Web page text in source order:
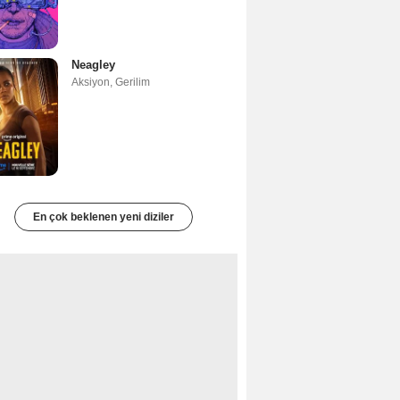
Neagley
Aksiyon Gerilim
En çok beklenen yeni diziler